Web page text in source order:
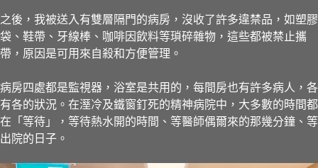
之後，我被送入有雙層隔門的病房，沒收了許多違禁品，如塑膠
袋、鞋帶、牙線棒、咖啡因飲料等瑣碎雜物，這些都被禁止攜
帶，原因是可用來自殺和方便管理。
病房四處都是監視器，浴室是共用的，每間房也有許多病人，各
有各的狀況。在溼冷及鐵窗釘死的精神病院中，大多數的時間都
在「等待」，等待熱水開的時間、等醫師偶爾來的那幾分鐘、等
出院的日子。